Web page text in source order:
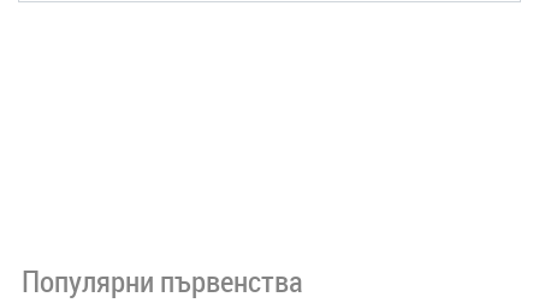
Популярни първенства